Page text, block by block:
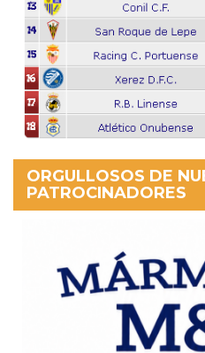
ORGULLOSOS DE
PATROCINADORES